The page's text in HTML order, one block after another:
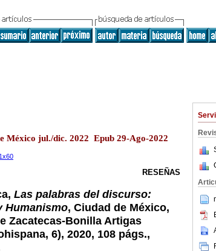
México jul./dic. 2022 Epub 29-Ago-2022
RESEÑAS
Las palabras del discurso:
Humanismo, Ciudad de México,
Zacatecas-Bonilla Artigas
6), 2020, 108 págs.,